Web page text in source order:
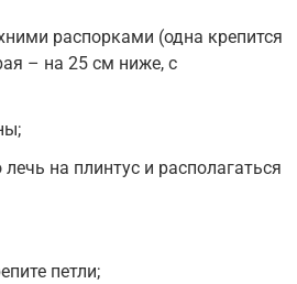
распорками (одна крепится
– на 25 см ниже, с
на плинтус и располагаться
петли;